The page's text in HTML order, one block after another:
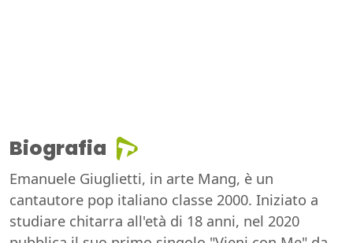
Biografia
Emanuele Giuglietti, in arte Mang, è un
cantautore pop italiano classe 2000. Iniziato a
studiare chitarra all'età di 18 anni, nel 2020